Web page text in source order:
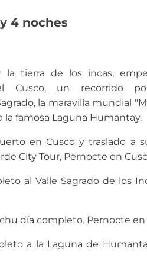
4 noches
tierra de los incas,
Cusco, un recorrido
la maravilla mundial
la famosa Laguna Humantay.
en Cusco y traslado a
City Tour, Pernocte en
al Valle Sagrado de los
día completo. Pernocte en
a la Laguna de